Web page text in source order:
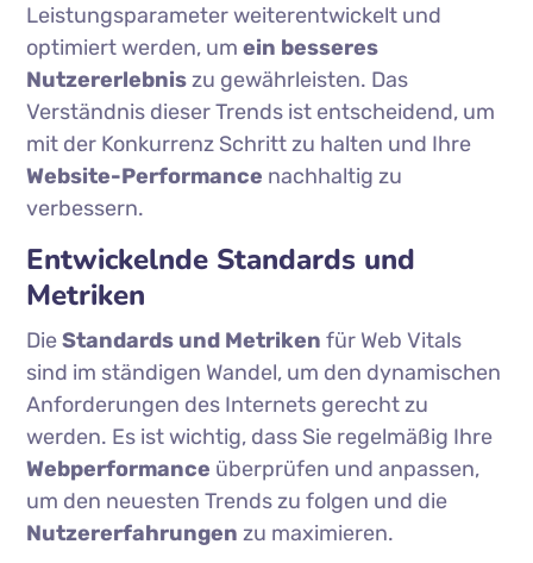
Leistungsparameter weiterentwickelt und
optimiert werden, umein besseres
Nutzererlebniszu gewährleisten. Das
Verständnis dieser Trends ist entscheidend, um
mit der Konkurrenz Schritt zu halten und Ihre
Website-Performance nachhaltig zu
verbessern.
Entwickelnde Standards und
Metriken
DieStandards und Metriken für Web Vitals
sind im ständigen Wandel, um den dynamischen
Anforderungen des Internets gerecht zu
werden. Es ist wichtig, dass Sie regelmäßig Ihre
Webperformance überprüfen und anpassen,
um den neuesten Trends zu folgen und die
Nutzererfahrungen zu maximieren.